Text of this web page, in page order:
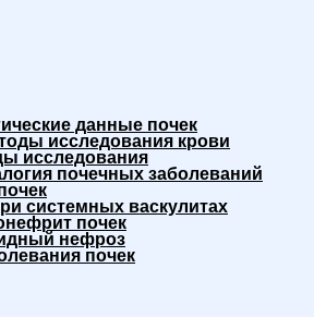
данные почек
исследования крови
исследования
почечных заболеваний
системных васкулитах
почек
нефроз
почек